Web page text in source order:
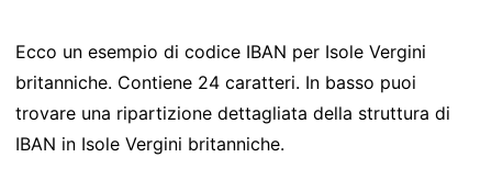
Ecco un esempio di codice IBAN per Isole Vergini
britanniche. Contiene 24 caratteri. In basso puoi
trovare una ripartizione dettagliata della struttura di
IBAN in Isole Vergini britanniche.